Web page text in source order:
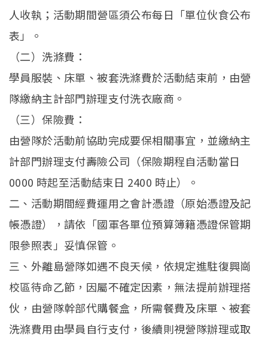
人收執；活動期間營區須公布每日「單位伙食公布
表」。
（二）洗滌費：
學員服裝、床單、被套洗滌費於活動結束前，由營
隊繳納主計部門辦理支付洗衣廠商。
（三）保險費：
由營隊於活動前協助完成要保相關事宜，並繳納主
計部門辦理支付壽險公司（保險期程自活動當日
0000 時起至活動結束日 2400 時止）。
二、活動期間經費運用之會計憑證（原始憑證及記
帳憑證），請依「國軍各單位預算簿籍憑證保管期
限參照表」妥慎保管。
三、外離島營隊如遇不良天候，依規定進駐復興崗
校區待命乙節，因屬不確定因素，無法提前辦理搭
伙，由營隊幹部代購餐盒，所需餐費及床單、被套
洗滌費用由學員自行支付，後續則視營隊辦理或取